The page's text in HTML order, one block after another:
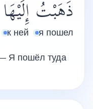
ذَهَبْتُ
я пошел
إِلَيْهَا
к ней
Я пошёл туда